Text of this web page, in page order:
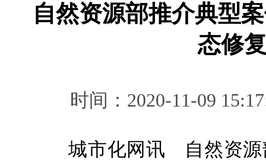
自然资源部推介典型
态修
时间：2020-11-09
城市化网讯 自然资源